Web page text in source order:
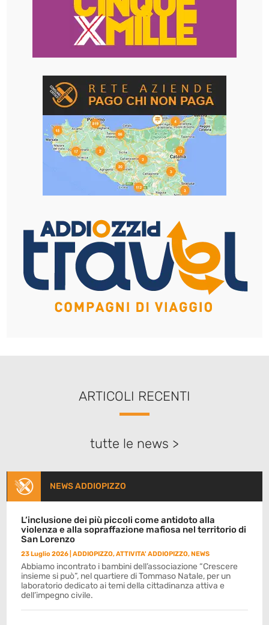
ARTICOLI RECENTI
tutte le news >
NEWS ADDIOPIZZO
L’inclusione dei più piccoli come antidoto alla
violenza e alla sopraffazione mafiosa nel territorio di
San Lorenzo
23 Luglio 2026 |ADDIOPIZZO,ATTIVITA' ADDIOPIZZO,NEWS
Abbiamo incontrato i bambini dell’associazione “Crescere
insieme si può”, nel quartiere di Tommaso Natale, per un
laboratorio dedicato ai temi della cittadinanza attiva e
dell’impegno civile.